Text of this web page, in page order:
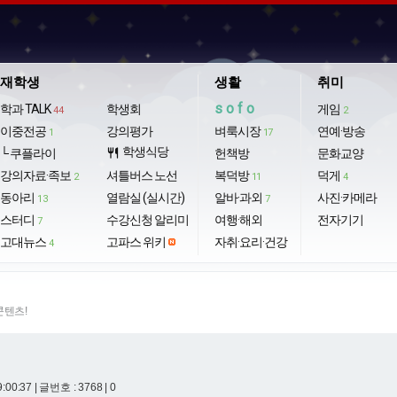
재학생
학과 TALK 44
이중전공 1
└ 쿠플라이
강의자료·족보 2
동아리 13
스터디 7
고대뉴스 4
학생회
강의평가
restaurant 학생식당
셔틀버스 노선
열람실 (실시간)
수강신청 알리미
고파스 위키
생활
sofo
벼룩시장 17
헌책방
복덕방 11
알바·과외 7
여행·해외
자취·요리·건강
취미
게임 2
연예·방송
문화교양
덕게 4
사진·카메라
전자기기
텐츠!
| 글번호 : 3768 | 0